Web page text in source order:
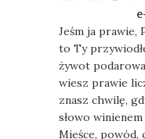
Jeśm ja prawie,
to Ty
żywot
wiesz prawie
znasz chwilę,
słowo
Mieśce, powód,